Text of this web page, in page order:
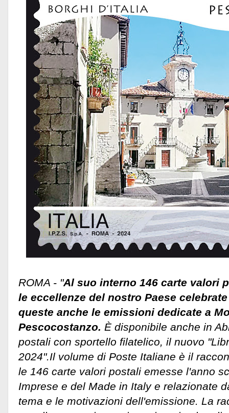
ROMA - "Al suo interno 146 carte valori
le eccellenze del nostro Paese
queste anche le emissioni dedicate a
Pescocostanzo. È disponibile anche in
postali con sportello filatelico, il nuovo
2024".Il volume di Poste Italiane è il
le 146 carte valori postali emesse l'anno
Imprese e del Made in Italy e relazionate
tema e le motivazioni dell'emissione. La